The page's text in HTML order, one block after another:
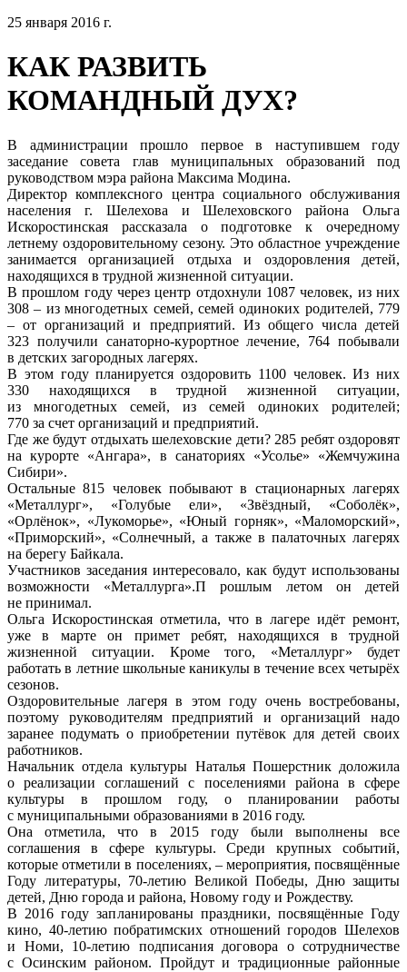
25 января 2016 г.
КАК РАЗВИТЬ
КОМАНДНЫЙ ДУХ?
В администрации прошло первое в наступившем году
заседание совета глав муниципальных образований под
руководством мэра района Максима Модина.
Директор комплексного центра социального обслуживания
населения г. Шелехова и Шелеховского района Ольга
Искоростинская рассказала о подготовке к очередному
летнему оздоровительному сезону. Это областное учреждение
занимается организацией отдыха и оздоровления детей,
находящихся в трудной жизненной ситуации.
В прошлом году через центр отдохнули 1087 человек, из них
308 – из многодетных семей, семей одиноких родителей, 779
– от организаций и предприятий. Из общего числа детей
323 получили санаторно-курортное лечение, 764 побывали
в детских загородных лагерях.
В этом году планируется оздоровить 1100 человек. Из них
330 находящихся в трудной жизненной ситуации,
из многодетных семей, из семей одиноких родителей;
770 за счет организаций и предприятий.
Где же будут отдыхать шелеховские дети? 285 ребят оздоровят
на курорте «Ангара», в санаториях «Усолье» «Жемчужина
Сибири».
Остальные 815 человек побывают в стационарных лагерях
«Металлург», «Голубые ели», «Звёздный, «Соболёк»,
«Орлёнок», «Лукоморье», «Юный горняк», «Маломорский»,
«Приморский», «Солнечный, а также в палаточных лагерях
на берегу Байкала.
Участников заседания интересовало, как будут использованы
возможности «Металлурга».П рошлым летом он детей
не принимал.
Ольга Искоростинская отметила, что в лагере идёт ремонт,
уже в марте он примет ребят, находящихся в трудной
жизненной ситуации. Кроме того, «Металлург» будет
работать в летние школьные каникулы в течение всех четырёх
сезонов.
Оздоровительные лагеря в этом году очень востребованы,
поэтому руководителям предприятий и организаций надо
заранее подумать о приобретении путёвок для детей своих
работников.
Начальник отдела культуры Наталья Пошерстник доложила
о реализации соглашений с поселениями района в сфере
культуры в прошлом году, о планировании работы
с муниципальными образованиями в 2016 году.
Она отметила, что в 2015 году были выполнены все
соглашения в сфере культуры. Среди крупных событий,
которые отметили в поселениях, – мероприятия, посвящённые
Году литературы, 70-летию Великой Победы, Дню защиты
детей, Дню города и района, Новому году и Рождеству.
В 2016 году запланированы праздники, посвящённые Году
кино, 40-летию побратимских отношений городов Шелехов
и Номи, 10-летию подписания договора о сотрудничестве
с Осинским районом. Пройдут и традиционные районные